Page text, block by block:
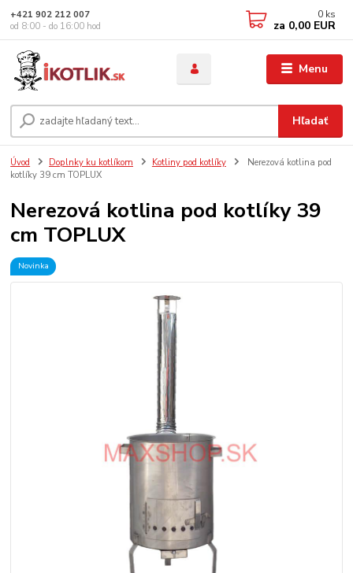
Menu
Hľadať
+421 902 212 007
od 8:00 - do 16:00 hod
0 ks
za 0,00 EUR
Úvod Doplnky ku kotlíkom Kotliny pod kotlíky
Nerezová kotlina pod
kotlíky 39 cm TOPLUX
Nerezová kotlina pod kotlíky 39
cm TOPLUX
Novinka